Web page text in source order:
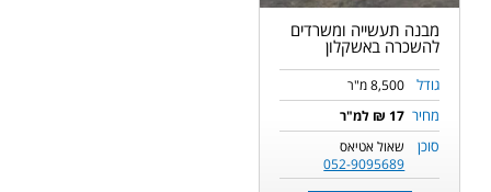
מבנה תעשייה ומשרדים
להשכרה באשקלון
גודל 8,500 מ"ר
מחיר 17 ₪ למ"ר
סוכן
שאול אטיאס
052-9095689